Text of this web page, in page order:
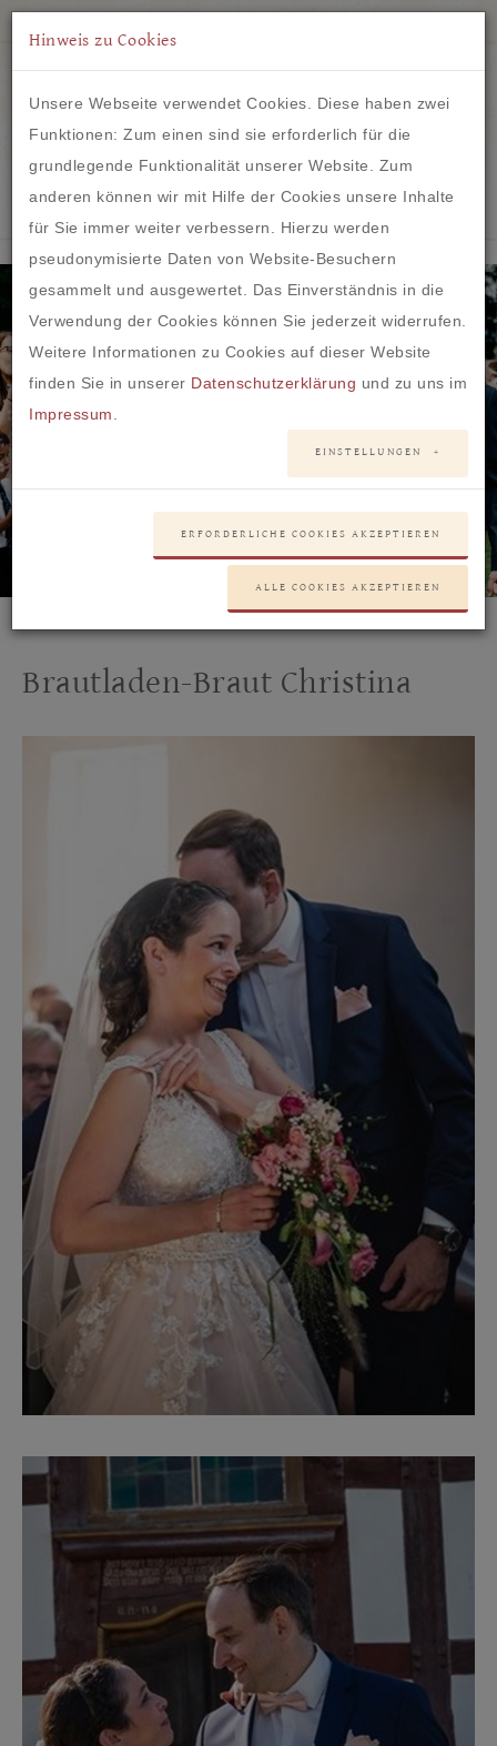
IM HERZEN VON FRANKFURT
•
Brautladen-Braut Christina
Hinweis zu Cookies
Unsere Webseite verwendet Cookies. Diese haben zwei
Funktionen: Zum einen sind sie erforderlich für die
grundlegende Funktionalität unserer Website. Zum
anderen können wir mit Hilfe der Cookies unsere Inhalte
für Sie immer weiter verbessern. Hierzu werden
pseudonymisierte Daten von Website-Besuchern
gesammelt und ausgewertet. Das Einverständnis in die
Verwendung der Cookies können Sie jederzeit widerrufen.
Weitere Informationen zu Cookies auf dieser Website
finden Sie in unserer Datenschutzerklärung und zu uns im
Impressum
EINSTELLUNGEN
ERFORDERLICHE COOKIES AKZEPTIEREN
ALLE COOKIES AKZEPTIEREN